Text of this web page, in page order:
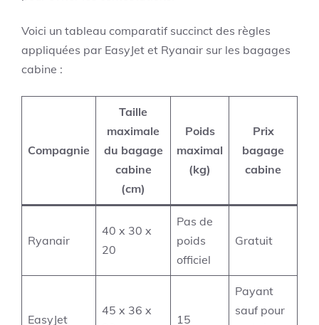
Voici un tableau comparatif succinct des règles
appliquées par EasyJet et Ryanair sur les bagages
cabine :
Compagnie
Taille
maximale
du bagage
cabine
(cm)
Poids
maximal
(kg)
Prix
bagage
cabine
Ryanair
40 x 30 x
20
Pas de
poids
officiel
Gratuit
EasyJet
45 x 36 x
15
Payant
sauf pour